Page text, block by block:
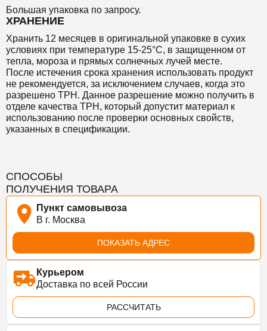
Большая упаковка по запросу.
ХРАНЕНИЕ
Хранить 12 месяцев в оригинальной упаковке в сухих
условиях при температуре 15-25°C, в защищенном от
тепла, мороза и прямых солнечных лучей месте.
После истечения срока хранения использовать продукт
не рекомендуется, за исключением случаев, когда это
разрешено TPH. Данное разрешение можно получить в
отделе качества TPH, который допустит материал к
использованию после проверки основных свойств,
указанных в спецификации.
СПОСОБЫ
ПОЛУЧЕНИЯ ТОВАРА
Пункт самовывоза
В г. Москва
ПОКАЗАТЬ АДРЕС
Курьером
Доставка по всей России
РАССЧИТАТЬ